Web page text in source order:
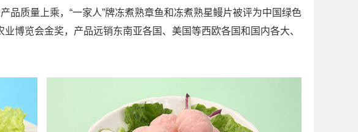
品质量上乘，“一家人”牌冻煮熟章鱼和冻煮熟星鳗片被评为中国绿色
博览会金奖，产品远销东南亚各国、美国等西欧各国和国内各大、